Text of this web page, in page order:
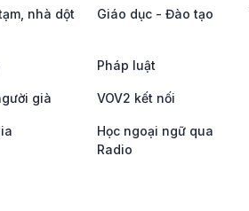
nhà dột
Giáo dục - Đào tạo
Pháp luật
già VOV2 kết nối
Học ngoại ngữ qua
Radio